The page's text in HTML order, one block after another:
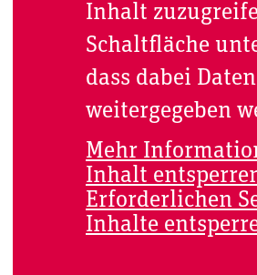
Inhalt
Schaltfläche
dass dabei
weitergegeben
Mehr
Inhalt
Erforderlichen
Inhalte